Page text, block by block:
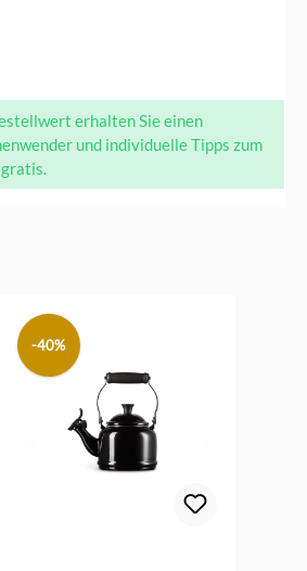
erhalten Sie einen
und individuelle Tipps zum
-40%